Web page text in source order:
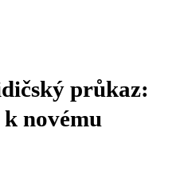
průkaz:
novému